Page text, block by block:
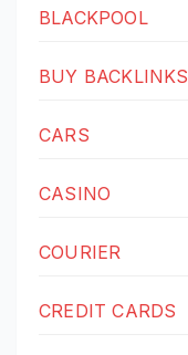
BLACKPOOL
BUY BACKLINKS
CARS
CASINO
COURIER
CREDIT CARDS